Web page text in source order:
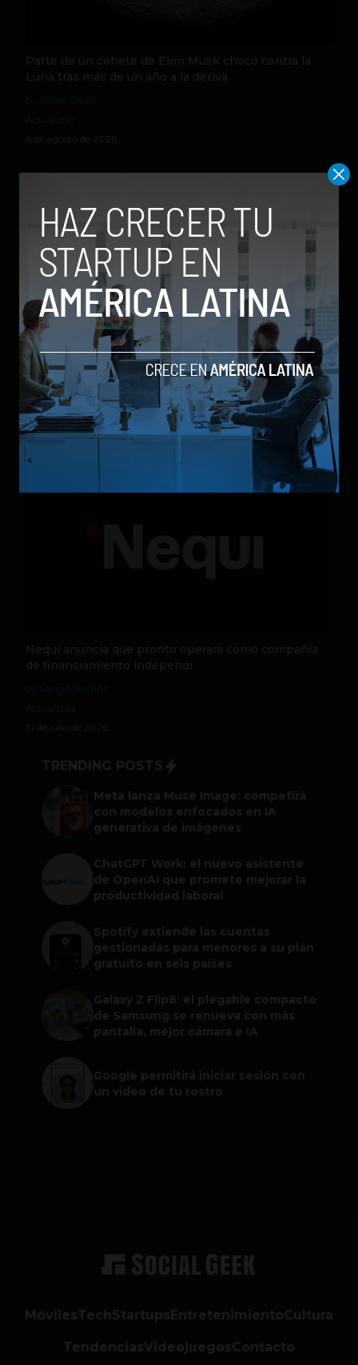
Parte de un cohete de Elon Musk chocó contra la
Luna tras más de un año a la deriva
6 de agosto de 2026
Qwen 3.8-Max, la nueva IA de Alibaba que desafía a
los modelos más poderosos
by Sergio Ramos
Actualidad
5 de agosto de 2026
Nequi anuncia que pronto operará como compañía
de financiamiento independi
31 de julio de 2026
TRENDING POSTS
Meta lanza Muse Image: competirá
con modelos enfocados en IA
generativa de imágenes
ChatGPT Work: el nuevo asistente
de OpenAI que promete mejorar la
productividad laboral
Spotify extiende las cuentas
gestionadas para menores a su plan
gratuito en seis países
Galaxy Z Flip8: el plegable compacto
de Samsung se renueva con más
pantalla, mejor cámara e IA
Google permitirá iniciar sesión con
un video de tu rostro